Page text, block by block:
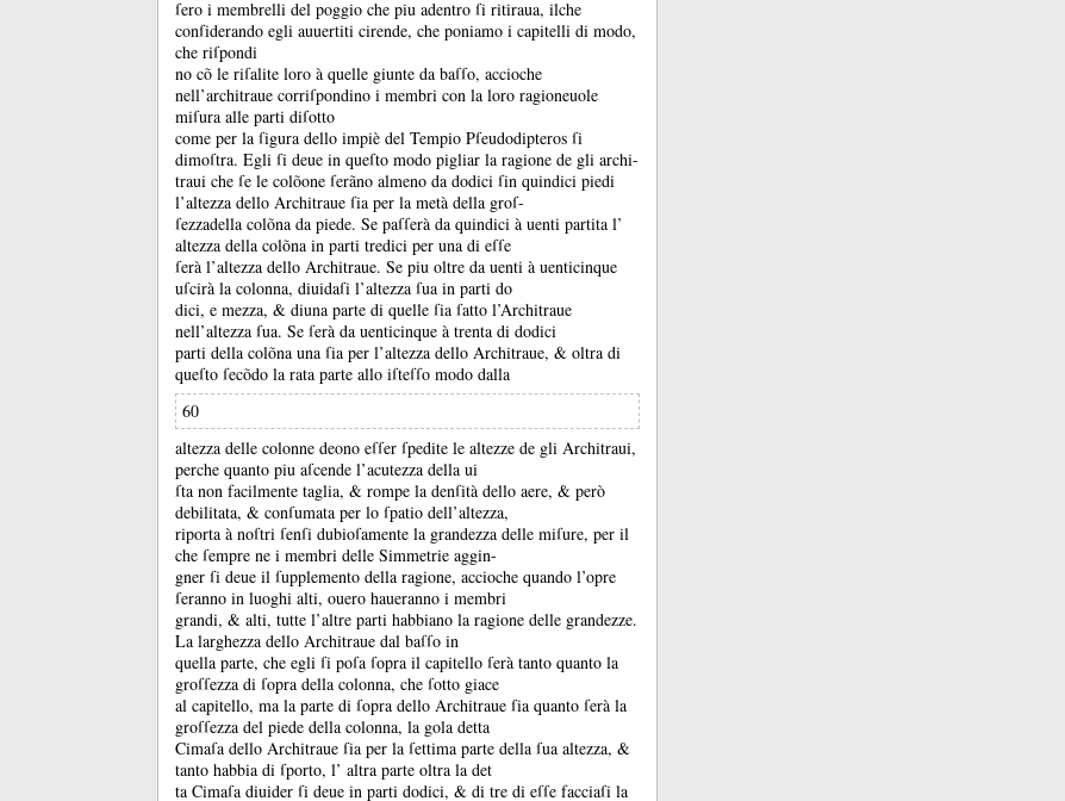
ſero i membrelli del poggio che piu adentro ſi ritiraua, ilche
conſiderando egli auuertiti cirende, che poniamo i capitelli di modo,
che riſpondi
no cõ le riſalite loro à quelle giunte da baſſo, accioche
nell’architraue corriſpondino i membri con la loro ragioneuole
miſura alle parti diſotto
come per la ſigura dello impiè del Tempio Pſeudodipteros ſi
dimoſtra. Egli ſi deue in queſto modo pigliar la ragione de gli archi-
traui che ſe le colõone ſerãno almeno da dodici ſin quindici piedi
l’altezza dello Architraue ſia per la metà della groſ-
ſezzadella colõna da piede. Se paſſerà da quindici à uenti partita l’
altezza della colõna in parti tredici per una di eſſe
ſerà l’altezza dello Architraue. Se piu oltre da uenti à uenticinque
uſcirà la colonna, diuidaſi l’altezza ſua in parti do
dici, e mezza, & diuna parte di quelle ſia ſatto l’Architraue
nell’altezza ſua. Se ſerà da uenticinque à trenta di dodici
parti della colõna una ſia per l’altezza dello Architraue, & oltra di
queſto ſecõdo la rata parte allo iſteſſo modo dalla
60
altezza delle colonne deono eſſer ſpedite le altezze de gli Architraui,
perche quanto piu aſcende l’acutezza della ui
ſta non facilmente taglia, & rompe la denſità dello aere, & però
debilitata, & conſumata per lo ſpatio dell’altezza,
riporta à noſtri ſenſi dubioſamente la grandezza delle miſure, per il
che ſempre ne i membri delle Simmetrie aggin-
gner ſi deue il ſupplemento della ragione, accioche quando l’opre
ſeranno in luoghi alti, ouero haueranno i membri
grandi, & alti, tutte l’altre parti habbiano la ragione delle grandezze.
La larghezza dello Architraue dal baſſo in
quella parte, che egli ſi poſa ſopra il capitello ſerà tanto quanto la
groſſezza di ſopra della colonna, che ſotto giace
al capitello, ma la parte di ſopra dello Architraue ſia quanto ſerà la
groſſezza del piede della colonna, la gola detta
Cimaſa dello Architraue ſia per la ſettima parte della ſua altezza, &
tanto habbia di ſporto, l’ altra parte oltra la det
ta Cimaſa diuider ſi deue in parti dodici, & di tre di eſſe facciaſi la